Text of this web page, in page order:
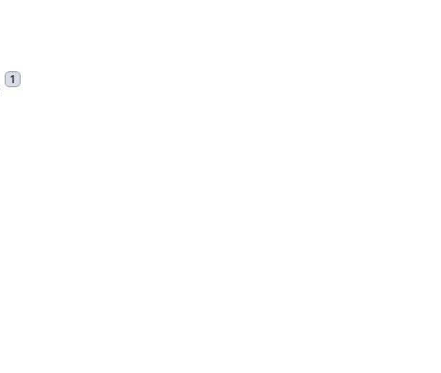
1